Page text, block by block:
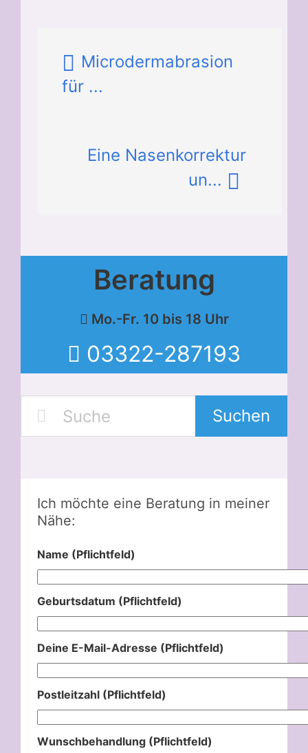
Microdermabrasion
für ...
Eine Nasenkorrektur
un...
Beratung
Mo.-Fr. 10 bis 18 Uhr
03322-287193
Suchen
Ich möchte eine Beratung in meiner
Nähe:
Name (Pflichtfeld)
Geburtsdatum (Pflichtfeld)
Deine E-Mail-Adresse (Pflichtfeld)
Postleitzahl (Pflichtfeld)
Wunschbehandlung (Pflichtfeld)